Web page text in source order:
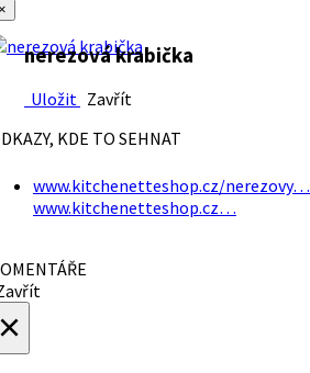
nerezová krabička
Uložit Zavřít
KDE TO SEHNAT
www.kitchenetteshop.cz/nerezovy…
www.kitchenetteshop.cz…